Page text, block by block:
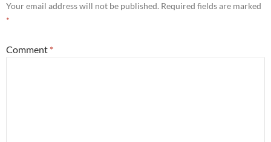
Your email address will not be published. Required fields are marked
*
Comment *